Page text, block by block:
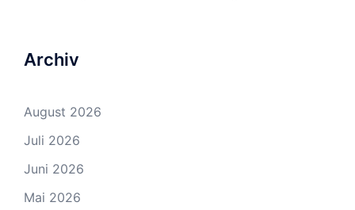
Archiv
August 2026
Juli 2026
Juni 2026
Mai 2026